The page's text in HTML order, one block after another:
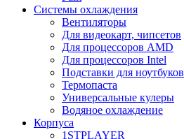
Системы охлаждения
Вентиляторы
Для видеокарт, чипсетов
Для процессоров AMD
Для процессоров Intel
Подставки для ноутбуков
Термопаста
Универсальные кулеры
Водяное охлаждение
Корпуса
1STPLAYER